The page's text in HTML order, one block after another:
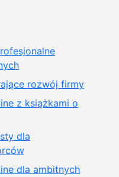
rozwój firmy
z książkami o
dla
dla ambitnych